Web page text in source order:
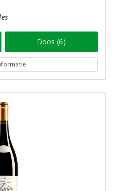
Doos (6)